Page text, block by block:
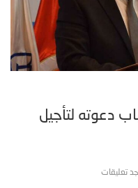
دعوته لتأجيل
تعليقات